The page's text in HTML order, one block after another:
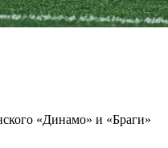
«Динамо» и «Браги»